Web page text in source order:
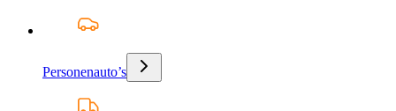
Personenauto’s